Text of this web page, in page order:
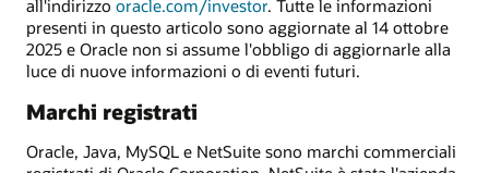
all'indirizzo oracle.com/investor. Tutte le informazioni
presenti in questo articolo sono aggiornate al 14 ottobre
2025 e Oracle non si assume l'obbligo di aggiornarle alla
luce di nuove informazioni o di eventi futuri.
Marchi registrati
Oracle, Java, MySQL e NetSuite sono marchi commerciali